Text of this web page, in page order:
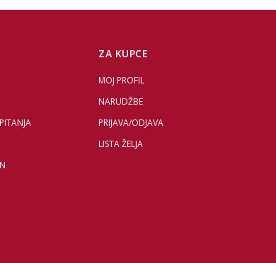
ZA KUPCE
MOJ PROFIL
NARUDŽBE
PRIJAVA/ODJAVA
LISTA ŽELJA